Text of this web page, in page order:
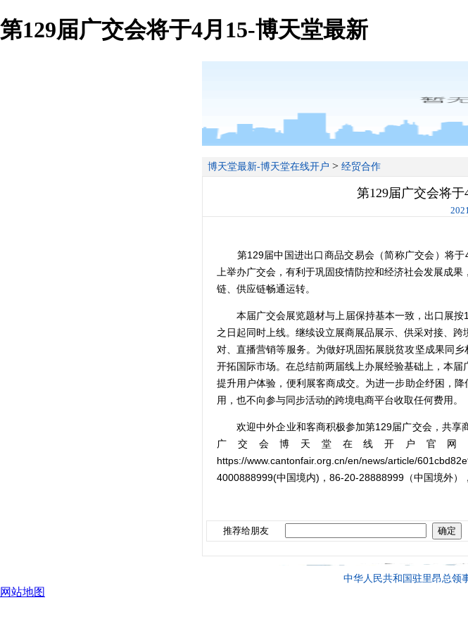
第129届广交会将于4月15-博天堂最新
博天堂最新-博天堂在线开户 > 经贸合作
第129届广交会将
第129届中国进出口商品交易会（简称广交会）将
上举办广交会，有利于巩固疫情防控和经济社会发展成
链、供应链畅通运转。
本届广交会展览题材与上届保持基本一致，出口展
之日起同时上线。继续设立展商展品展示、供采对接、
对、直播营销等服务。为做好巩固拓展脱贫攻坚成果同
开拓国际市场。在总结前两届线上办展经验基础上，本
提升用户体验，便利展客商成交。为进一步助企纾困，
用，也不向参与同步活动的跨境电商平台收取任何费用。
欢迎中外企业和客商积极参加第129届广交会，共享
广交会博天堂在线开户官网
https://www.cantonfair.org.cn/en/news/article/
4000888999(中国境内)，86-20-28888999（中国境外）
推荐给朋友
中华人民共和国驻里昂总领
网站地图